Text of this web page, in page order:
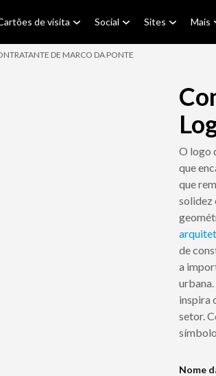
de visita Social Sites Mais
DE MARCO DA PONTE
O logo
que
que
solidez
de
a
inspira
setor.
Nome